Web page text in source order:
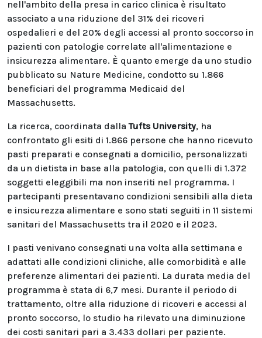
nell'ambito della presa in carico clinica è risultato
associato a una riduzione del 31% dei ricoveri
ospedalieri e del 20% degli accessi al pronto soccorso in
pazienti con patologie correlate all'alimentazione e
insicurezza alimentare. È quanto emerge da uno studio
pubblicato su Nature Medicine, condotto su 1.866
beneficiari del programma Medicaid del
Massachusetts.
La ricerca, coordinata dallaTufts University, ha
confrontato gli esiti di 1.866 persone che hanno ricevuto
pasti preparati e consegnati a domicilio, personalizzati
da un dietista in base alla patologia, con quelli di 1.372
soggetti eleggibili ma non inseriti nel programma. I
partecipanti presentavano condizioni sensibili alla dieta
e insicurezza alimentare e sono stati seguiti in 11 sistemi
sanitari del Massachusetts tra il 2020 e il 2023.
I pasti venivano consegnati una volta alla settimana e
adattati alle condizioni cliniche, alle comorbidità e alle
preferenze alimentari dei pazienti. La durata media del
programma è stata di 6,7 mesi. Durante il periodo di
trattamento, oltre alla riduzione di ricoveri e accessi al
pronto soccorso, lo studio ha rilevato una diminuzione
dei costi sanitari pari a 3.433 dollari per paziente.